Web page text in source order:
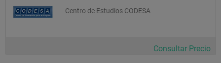
Centro de Estudios CODESA
Consultar Precio